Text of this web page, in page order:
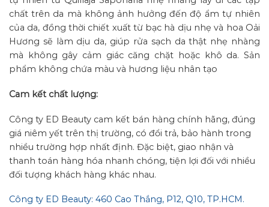
chất trên da mà không ảnh hưởng đến độ ẩm tự nhiên
của da, đồng thời chiết xuất từ bạc hà dịu nhẹ và hoa Oải
Hương sẽ làm dịu da, giúp rửa sạch da thật nhẹ nhàng
mà không gây cảm giác căng chặt hoặc khô da. Sản
phẩm không chứa màu và hương liệu nhân tạo
Cam kết chất lượng:
Công ty ED Beauty cam kết bán hàng chính hãng, đúng
giá niêm yết trên thị trường, có đổi trả, bảo hành trong
nhiều trường hợp nhất định. Đặc biệt, giao nhận và
thanh toán hàng hóa nhanh chóng, tiện lợi đối với nhiều
đối tượng khách hàng khác nhau.
Công ty ED Beauty: 460 Cao Thắng, P12, Q10, TP.HCM.